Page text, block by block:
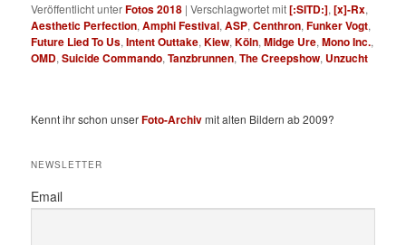
Veröffentlicht unterFotos 2018 |Verschlagwortet mit[:SITD:],[x]-Rx,
Aesthetic Perfection,Amphi Festival,ASP,Centhron,Funker Vogt,
Future Lied To Us,Intent Outtake,Kiew,Köln,Midge Ure,Mono Inc.,
OMD,Suicide Commando,Tanzbrunnen,The Creepshow, Unzucht
Kennt ihr schon unserFoto-Archivmit alten Bildern ab 2009?
NEWSLETTER
Email